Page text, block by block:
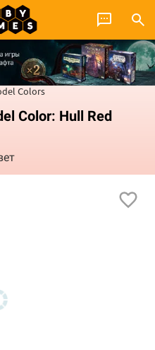
Colors
Color: Hull Red